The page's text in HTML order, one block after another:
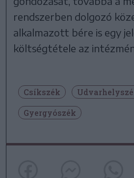
rendszerben dolgozó
alkalmazott bére is egy
költségtétele az
Csíkszék
Gyergyószék